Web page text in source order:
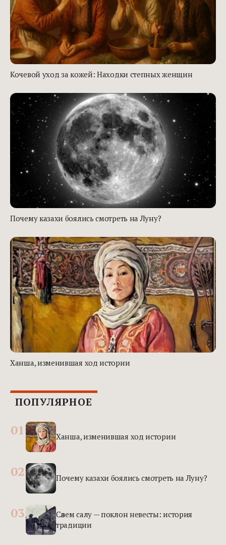
Кочевой уход за кожей: Находки степных женщин
Почему казахи боялись смотреть на Луну?
Ханша, изменившая ход истории
ПОПУЛЯРНОЕ
01 Ханша, изменившая ход истории
02 Почему казахи боялись смотреть на Луну?
03
Сәлем салу — поклон невесты: история
традиции